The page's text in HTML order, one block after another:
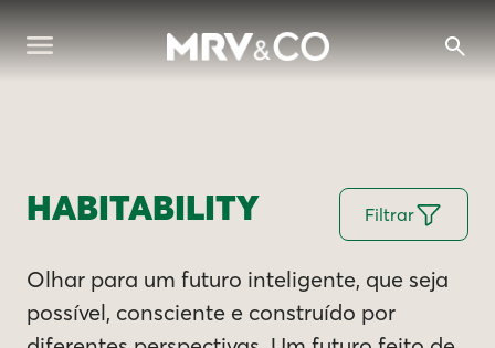
HABITABILITY Filtrar
Olhar para um futuro inteligente, que seja
possível, consciente e construído por